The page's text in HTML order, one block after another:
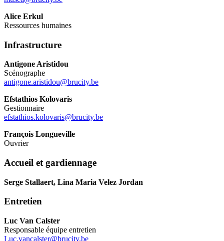
Alice Erkul
Ressources humaines
Infrastructure
Antigone Aristidou
Scénographe
antigone.aristidou@brucity.be
Efstathios Kolovaris
Gestionnaire
efstathios.kolovaris@brucity.be
François Longueville
Ouvrier
Accueil et gardiennage
Serge Stallaert, Lina Maria Velez Jordan
Entretien
Luc Van Calster
Responsable équipe entretien
Luc.vancalster@brucity.be